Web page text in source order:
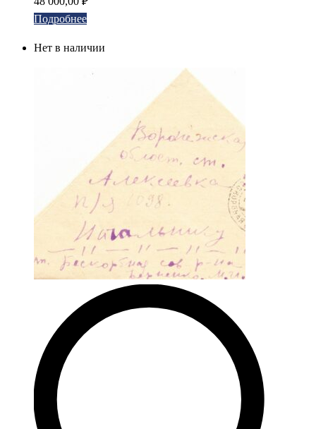
Подробнее
Нет в наличии